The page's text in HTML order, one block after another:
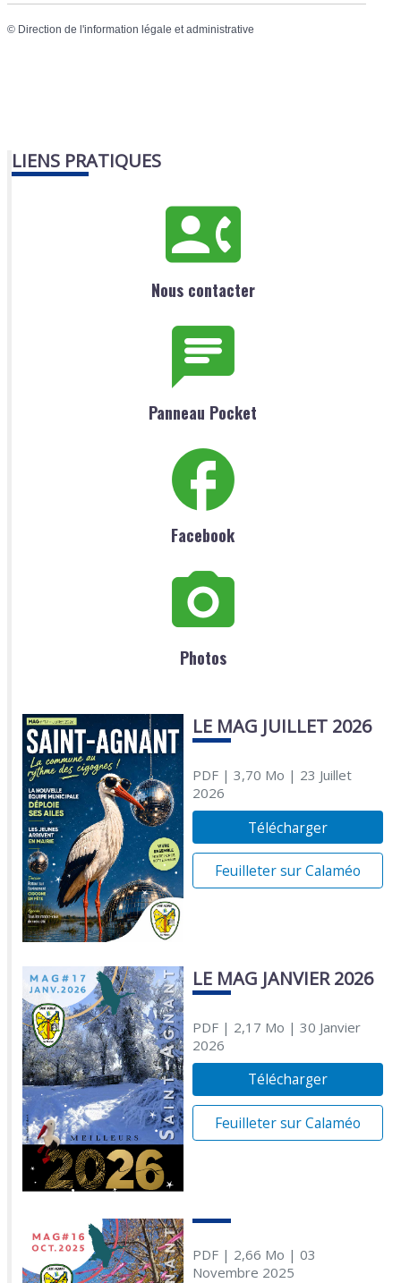
© Direction de l'information légale et administrative
LIENS PRATIQUES
Nous contacter
Panneau Pocket
Facebook
Photos
LE MAG JUILLET 2026
PDF| 3,70 Mo | 23 Juillet
2026
Télécharger
Feuilleter sur Calaméo
LE MAG JANVIER 2026
PDF| 2,17 Mo | 30 Janvier
2026
Télécharger
Feuilleter sur Calaméo
PDF| 2,66 Mo | 03
Novembre 2025